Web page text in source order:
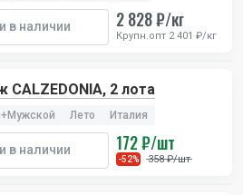
в наличии 2 828 ₽/кг
Крупн.опт 2 401 ₽/кг
2 лота
Лето Италия
в наличии 172 ₽/шт
-52% 358 ₽/шт